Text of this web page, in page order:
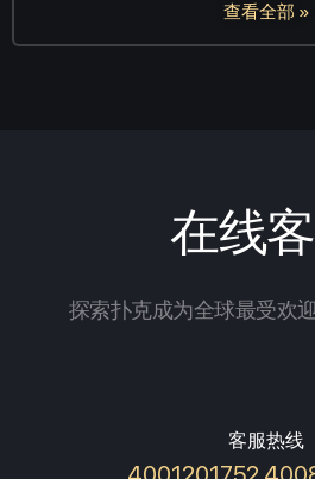
查看全部 »
在线
探索扑克成为全球最受欢
客服热线